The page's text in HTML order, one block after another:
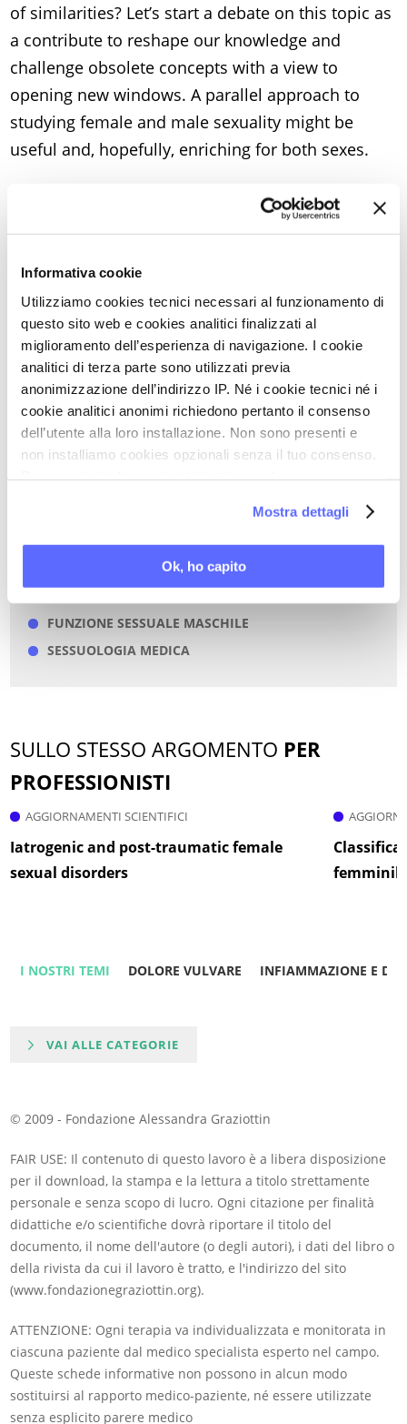
Informativa cookie
Utilizziamo cookies tecnici necessari al funzionamento di
questo sito web e cookies analitici finalizzati al
miglioramento dell’esperienza di navigazione. I cookie
analitici di terza parte sono utilizzati previa
anonimizzazione dell’indirizzo IP. Né i cookie tecnici né i
cookie analitici anonimi richiedono pertanto il consenso
dell’utente alla loro installazione. Non sono presenti e
non installiamo cookies opzionali senza il tuo consenso.
Mostra dettagli
Ok, ho capito
of similarities? Let’s start a debate on this topic as
a contribute to reshape our knowledge and
challenge obsolete concepts with a view to
opening new windows. A parallel approach to
studying female and male sexuality might be
useful and, hopefully, enriching for both sexes.
Allegati
Full text dell'articolo
Torna a Aggiornamenti scientifici
PAROLE CHIAVE DI QUESTO ARTICOLO
DISTURBI SESSUALI CON DOLORE
DISTURBI SESSUALI FEMMINILI
DISTURBI SESSUALI MASCHILI
FUNZIONE SESSUALE MASCHILE
SESSUOLOGIA MEDICA
SULLO STESSO ARGOMENTO PER
PROFESSIONISTI
AGGIORNAMENTI SCIENTIFICI
Iatrogenic and post-traumatic female
sexual disorders
I NOSTRI TEMI DOLORE VULVARE INFIAMMAZIONE E
VAI ALLE CATEGORIE
© 2009 - Fondazione Alessandra Graziottin
FAIR USE: Il contenuto di questo lavoro è a libera disposizione
per il download, la stampa e la lettura a titolo strettamente
personale e senza scopo di lucro. Ogni citazione per finalità
didattiche e/o scientifiche dovrà riportare il titolo del
documento, il nome dell'autore (o degli autori), i dati del libro o
della rivista da cui il lavoro è tratto, e l'indirizzo del sito
(www.fondazionegraziottin.org).
ATTENZIONE: Ogni terapia va individualizzata e monitorata in
ciascuna paziente dal medico specialista esperto nel campo.
Queste schede informative non possono in alcun modo
sostituirsi al rapporto medico-paziente, né essere utilizzate
senza esplicito parere medico